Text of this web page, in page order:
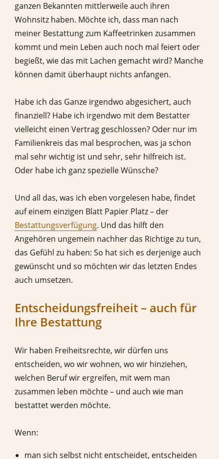
ganzen Bekannten mittlerweile auch ihren
Wohnsitz haben. Möchte ich, dass man nach
meiner Bestattung zum Kaffeetrinken zusammen
kommt und mein Leben auch noch mal feiert oder
begießt, wie das mit Lachen gemacht wird? Manche
können damit überhaupt nichts anfangen.
Habe ich das Ganze irgendwo abgesichert, auch
finanziell? Habe ich irgendwo mit dem Bestatter
vielleicht einen Vertrag geschlossen? Oder nur im
Familienkreis das mal besprochen, was ja schon
mal sehr wichtig ist und sehr, sehr hilfreich ist.
Oder habe ich ganz spezielle Wünsche?
Und all das, was ich eben vorgelesen habe, findet
auf einem einzigen Blatt Papier Platz – der
Bestattungsverfügung. Und das hilft den
Angehören ungemein nachher das Richtige zu tun,
das Gefühl zu haben: So hat sich es derjenige auch
gewünscht und so möchten wir das letzten Endes
auch umsetzen.
Entscheidungsfreiheit – auch für
Ihre Bestattung
Wir haben Freiheitsrechte, wir dürfen uns
entscheiden, wo wir wohnen, wo wir hinziehen,
welchen Beruf wir ergreifen, mit wem man
zusammen leben möchte – und auch wie man
bestattet werden möchte.
Wenn:
man sich selbst nicht entscheidet, entscheiden